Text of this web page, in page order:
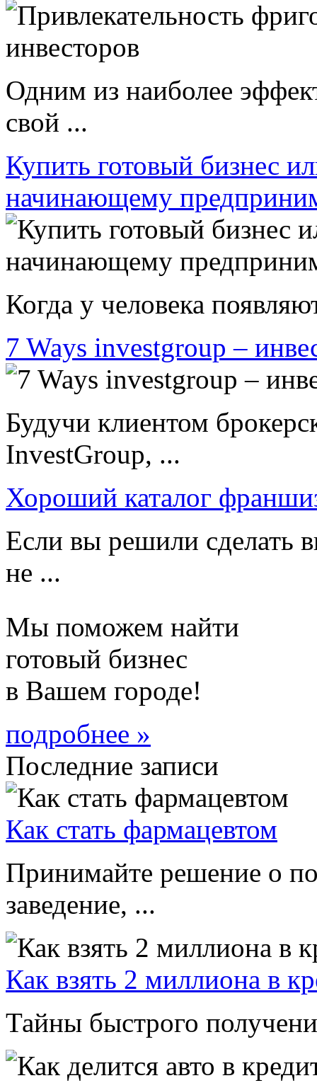
Одним из наиболее
свой ...
Купить готовый бизнес
начинающему
Когда у человека
7 Ways investgroup –
Будучи клиентом
InvestGroup, ...
Хороший каталог
Если вы решили сделать
не ...
Мы поможем найти
готовый бизнес
в Вашем городе!
подробнее »
Последние записи
Как стать фармацевтом
Принимайте решение о
заведение, ...
Как взять 2 миллиона в
Тайны быстрого